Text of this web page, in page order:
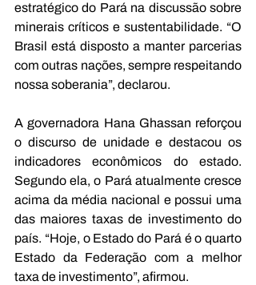
estratégico do Pará na discussão sobre
minerais críticos e sustentabilidade. “O
Brasil está disposto a manter parcerias
com outras nações, sempre respeitando
nossa soberania”, declarou.
A governadora Hana Ghassan reforçou
o discurso de unidade e destacou os
indicadores econômicos do estado.
Segundo ela, o Pará atualmente cresce
acima da média nacional e possui uma
das maiores taxas de investimento do
país. “Hoje, o Estado do Pará é o quarto
Estado da Federação com a melhor
taxa de investimento”, afirmou.